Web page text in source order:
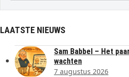
LAATSTE NIEUWS
Sam Babbel – Het
wachten
7 augustus 2026